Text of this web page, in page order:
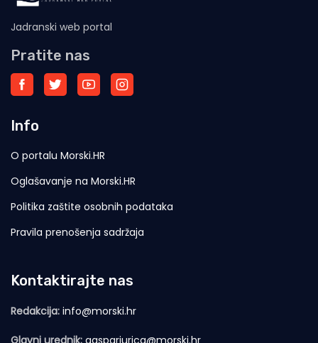
Jadranski web portal
Pratite nas
Info
O portalu Morski.HR
Oglašavanje na Morski.HR
Politika zaštite osobnih podataka
Pravila prenošenja sadržaja
Kontaktirajte nas
Redakcija: info@morski.hr